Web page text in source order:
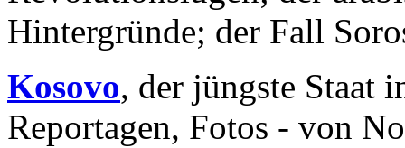
Hintergründe; der Fall
Kosovo, der jüngste Staat
Reportagen, Fotos - von